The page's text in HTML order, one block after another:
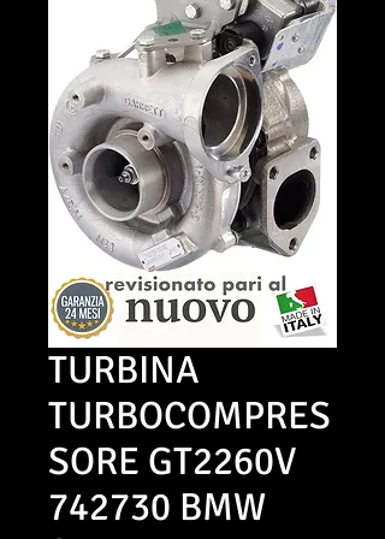
TURBINA
TURBOCOMPRES
SORE GT2260V
742730 BMW